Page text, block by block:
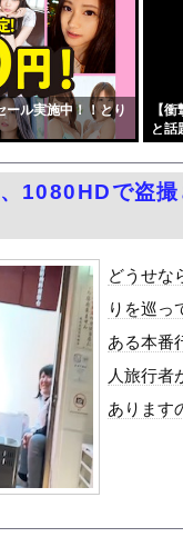
やhitomiを使わずに無料で読
る子供が増加。記憶の継承が
ｗｗｗｗｗｗｗｗｗｗｗｗ
が勝手に開いてしまう件
場おっぱいがエロ過ぎる！
を乞う父親と、スマホを向
フェラシーンがコチラ
るもの 「キムチ」あと3つは
開放！（全力放流」中国都
、、、
追及「なぜ負けたのか」
年ぶり史上最大級の火山の
上に物を投げるフリをする
たら普通に美人の部類だっ
！！
ール実施中！！とり
【
と話
、1080HDで盗
どうせな
りを巡っ
ある本番
人旅行者
あります